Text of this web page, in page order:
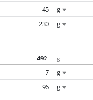
45 g
230 g
492 g
7 g
96 g